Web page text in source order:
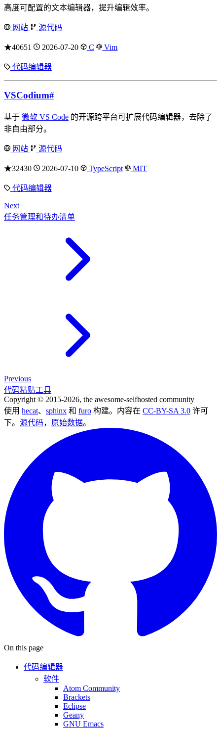
高度可配置的文本编辑器，提升编辑效率。
网站 源代码
★40651 2026-07-20 C Vim
代码编辑器
VSCodium#
基于 微软 VS Code 的开源跨平台可扩展代码编辑器，去除了
非自由部分。
网站 源代码
★32430 2026-07-10 TypeScript MIT
代码编辑器
Next
任务管理和待办清单
Previous
代码粘贴工具
Copyright © 2015-2026, the awesome-selfhosted community
使用 hecat、 sphinx 和 furo 构建。内容在 CC-BY-SA 3.0 许可
下。 源代码， 原始数据。
On this page
代码编辑器
软件
Atom Community
Brackets
Eclipse
Geany
GNU Emacs